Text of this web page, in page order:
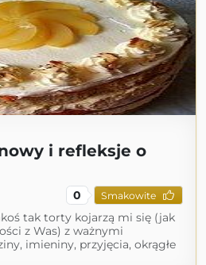
i refleksje o
0 Smakowite
tak torty kojarzą mi się (jak
z Was) z ważnymi
imieniny, przyjęcia, okrągłe